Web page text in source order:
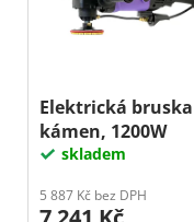
Elektrická
kámen, 1200W
skladem
5 887 Kč bez DPH